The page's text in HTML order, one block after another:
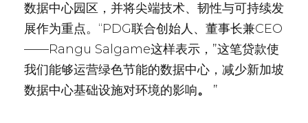
数据中心园区，并将尖端技术、韧性与可持续发
展作为重点。“PDG联合创始人、董事长兼CEO
——Rangu Salgame这样表示，”这笔贷款使
我们能够运营绿色节能的数据中心，减少新加坡
数据中心基础设施对环境的影响。 ”